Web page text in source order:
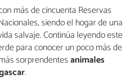
más de cincuenta Reservas
siendo el hogar de una
salvaje. Continúa leyendo este
para conocer un poco más de
sorprendentesanimales
.